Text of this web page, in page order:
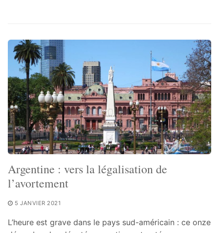
Argentine : vers la légalisation de
l’avortement
5 JANVIER 2021
L’heure est grave dans le pays sud-américain : ce onze